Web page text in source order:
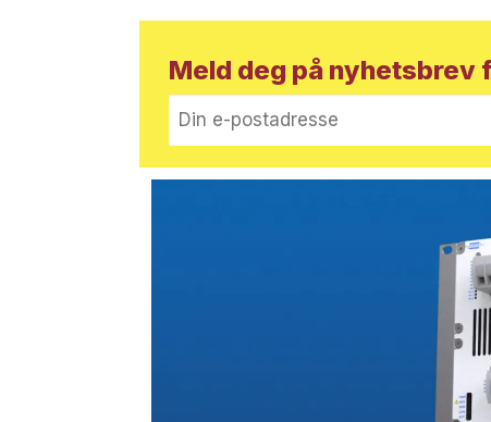
Meld deg på nyhetsbrev